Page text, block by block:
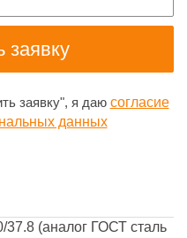
заявку", я даю согласие
данных
37.8 (аналог ГОСТ сталь